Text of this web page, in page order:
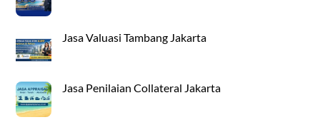
Jasa Valuasi Tambang Jakarta
Jasa Penilaian Collateral Jakarta